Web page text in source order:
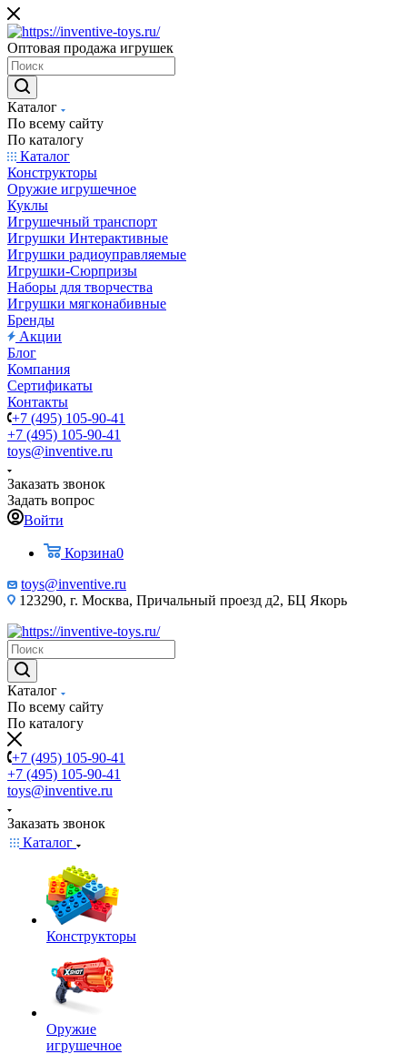
Оптовая продажа игрушек
Каталог
По всему сайту
По каталогу
Каталог
Конструкторы
Оружие игрушечное
Куклы
Игрушечный транспорт
Игрушки Интерактивные
Игрушки радиоуправляемые
Игрушки-Сюрпризы
Наборы для творчества
Игрушки мягконабивные
Бренды
Акции
Блог
Компания
Сертификаты
Контакты
+7 (495) 105-90-41
+7 (495) 105-90-41
toys@inventive.ru
Заказать звонок
Задать вопрос
Войти
Корзина0
toys@inventive.ru
123290, г. Москва, Причальный проезд д2, БЦ Якорь
Каталог
По всему сайту
По каталогу
+7 (495) 105-90-41
+7 (495) 105-90-41
toys@inventive.ru
Заказать звонок
Каталог
Конструкторы
Оружие
игрушечное